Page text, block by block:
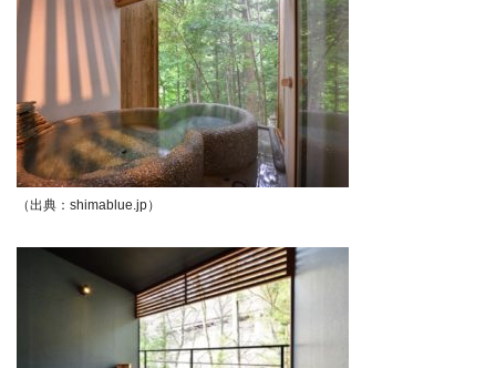
（出典：shimablue.jp）